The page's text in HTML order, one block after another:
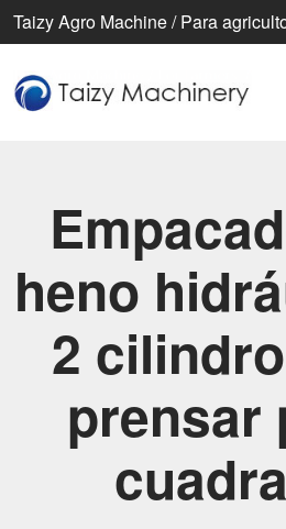
Taizy Agro Machine / Para
heno
2
prensar